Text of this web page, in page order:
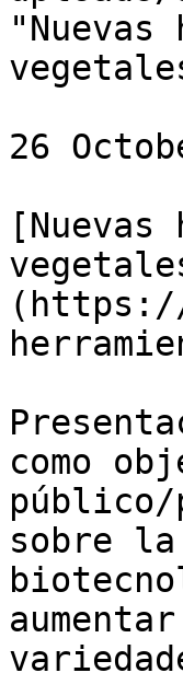
26
(https://
como
público/
sobre